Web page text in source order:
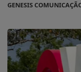
GENESIS